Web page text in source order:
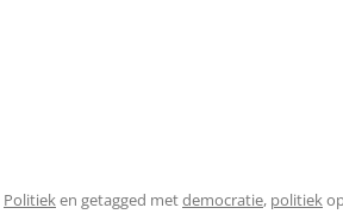
Politieken getagged metdemocratie, politiek